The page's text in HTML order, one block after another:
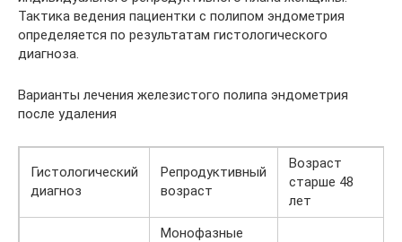
Тактика ведения пациентки с полипом эндометрия
определяется по результатам гистологического
диагноза.
Варианты лечения железистого полипа эндометрия
после удаления
Гистологический
диагноз
Репродуктивный
возраст
Возраст
старше 48
лет
Монофазные